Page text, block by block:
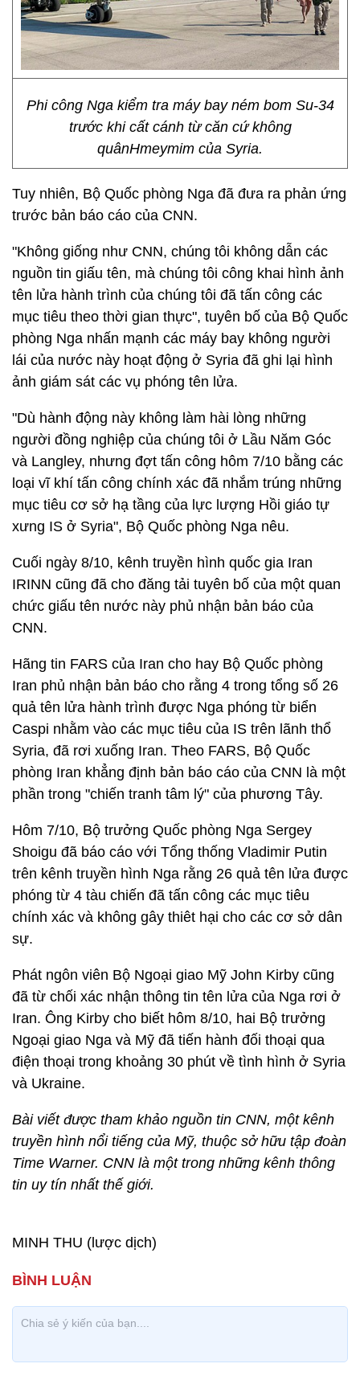
Phi công Nga kiểm tra máy bay ném bom Su-34
trước khi cất cánh từ căn cứ không
quânHmeymim của Syria.
Tuy nhiên, Bộ Quốc phòng Nga đã đưa ra phản ứng
trước bản báo cáo của CNN.
"Không giống như CNN, chúng tôi không dẫn các
nguồn tin giấu tên, mà chúng tôi công khai hình ảnh
tên lửa hành trình của chúng tôi đã tấn công các
mục tiêu theo thời gian thực", tuyên bố của Bộ Quốc
phòng Nga nhấn mạnh các máy bay không người
lái của nước này hoạt động ở Syria đã ghi lại hình
ảnh giám sát các vụ phóng tên lửa.
"Dù hành động này không làm hài lòng những
người đồng nghiệp của chúng tôi ở Lầu Năm Góc
và Langley, nhưng đợt tấn công hôm 7/10 bằng các
loại vĩ khí tấn công chính xác đã nhắm trúng những
mục tiêu cơ sở hạ tầng của lực lượng Hồi giáo tự
xưng IS ở Syria", Bộ Quốc phòng Nga nêu.
Cuối ngày 8/10, kênh truyền hình quốc gia Iran
IRINN cũng đã cho đăng tải tuyên bố của một quan
chức giấu tên nước này phủ nhận bản báo của
CNN.
Hãng tin FARS của Iran cho hay Bộ Quốc phòng
Iran phủ nhận bản báo cho rằng 4 trong tổng số 26
quả tên lửa hành trình được Nga phóng từ biển
Caspi nhằm vào các mục tiêu của IS trên lãnh thổ
Syria, đã rơi xuống Iran. Theo FARS, Bộ Quốc
phòng Iran khẳng định bản báo cáo của CNN là một
phần trong "chiến tranh tâm lý" của phương Tây.
Hôm 7/10, Bộ trưởng Quốc phòng Nga Sergey
Shoigu đã báo cáo với Tổng thống Vladimir Putin
trên kênh truyền hình Nga rằng 26 quả tên lửa được
phóng từ 4 tàu chiến đã tấn công các mục tiêu
chính xác và không gây thiêt hại cho các cơ sở dân
sự.
Phát ngôn viên Bộ Ngoại giao Mỹ John Kirby cũng
đã từ chối xác nhận thông tin tên lửa của Nga rơi ở
Iran. Ông Kirby cho biết hôm 8/10, hai Bộ trưởng
Ngoại giao Nga và Mỹ đã tiến hành đối thoại qua
điện thoại trong khoảng 30 phút về tình hình ở Syria
và Ukraine.
Bài viết được tham khảo nguồn tin CNN, một kênh
truyền hình nổi tiếng của Mỹ, thuộc sở hữu tập đoàn
Time Warner. CNN là một trong những kênh thông
tin uy tín nhất thế giới.
MINH THU (lược dịch)